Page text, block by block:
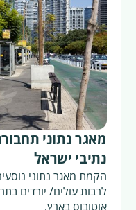
מאגר נתוני
נתיבי ישראל
הקמת מאגר נתוני
אוטובוס בארץ.